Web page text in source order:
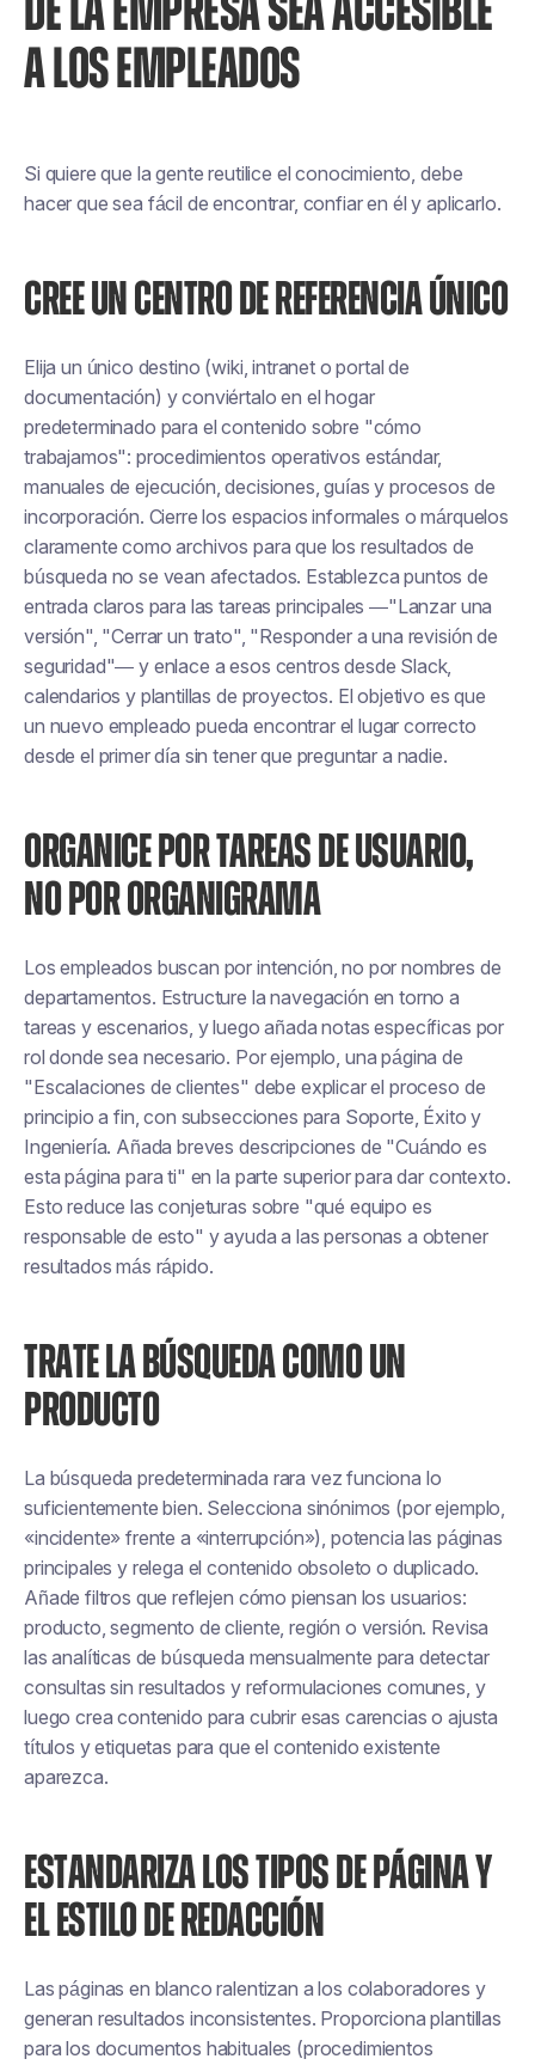
DE LA EMPRESA SEA ACCESIBLE
A LOS EMPLEADOS
Si quiere que la gente reutilice el conocimiento, debe
hacer que sea fácil de encontrar, confiar en él y aplicarlo.
CREE UN CENTRO DE REFERENCIA ÚNICO
Elija un único destino (wiki, intranet o portal de
documentación) y conviértalo en el hogar
predeterminado para el contenido sobre "cómo
trabajamos": procedimientos operativos estándar,
manuales de ejecución, decisiones, guías y procesos de
incorporación. Cierre los espacios informales o márquelos
claramente como archivos para que los resultados de
búsqueda no se vean afectados. Establezca puntos de
entrada claros para las tareas principales —"Lanzar una
versión", "Cerrar un trato", "Responder a una revisión de
seguridad"— y enlace a esos centros desde Slack,
calendarios y plantillas de proyectos. El objetivo es que
un nuevo empleado pueda encontrar el lugar correcto
desde el primer día sin tener que preguntar a nadie.
ORGANICE POR TAREAS DE USUARIO,
NO POR ORGANIGRAMA
Los empleados buscan por intención, no por nombres de
departamentos. Estructure la navegación en torno a
tareas y escenarios, y luego añada notas específicas por
rol donde sea necesario. Por ejemplo, una página de
"Escalaciones de clientes" debe explicar el proceso de
principio a fin, con subsecciones para Soporte, Éxito y
Ingeniería. Añada breves descripciones de "Cuándo es
esta página para ti" en la parte superior para dar contexto.
Esto reduce las conjeturas sobre "qué equipo es
responsable de esto" y ayuda a las personas a obtener
resultados más rápido.
TRATE LA BÚSQUEDA COMO UN
PRODUCTO
La búsqueda predeterminada rara vez funciona lo
suficientemente bien. Selecciona sinónimos (por ejemplo,
«incidente» frente a «interrupción»), potencia las páginas
principales y relega el contenido obsoleto o duplicado.
Añade filtros que reflejen cómo piensan los usuarios:
producto, segmento de cliente, región o versión. Revisa
las analíticas de búsqueda mensualmente para detectar
consultas sin resultados y reformulaciones comunes, y
luego crea contenido para cubrir esas carencias o ajusta
títulos y etiquetas para que el contenido existente
aparezca.
ESTANDARIZA LOS TIPOS DE PÁGINA Y
EL ESTILO DE REDACCIÓN
Las páginas en blanco ralentizan a los colaboradores y
generan resultados inconsistentes. Proporciona plantillas
para los documentos habituales (procedimientos